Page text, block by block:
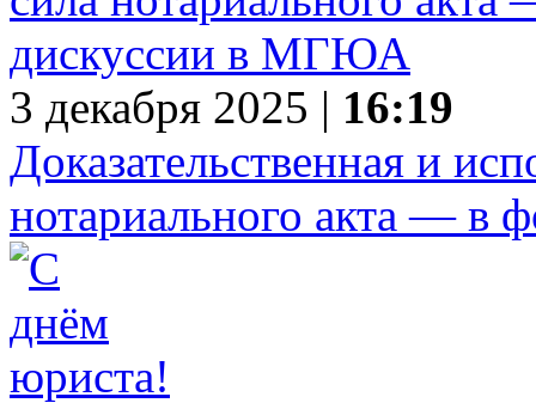
3 декабря 2025 | 16:19
Доказательственная и
нотариального акта — в